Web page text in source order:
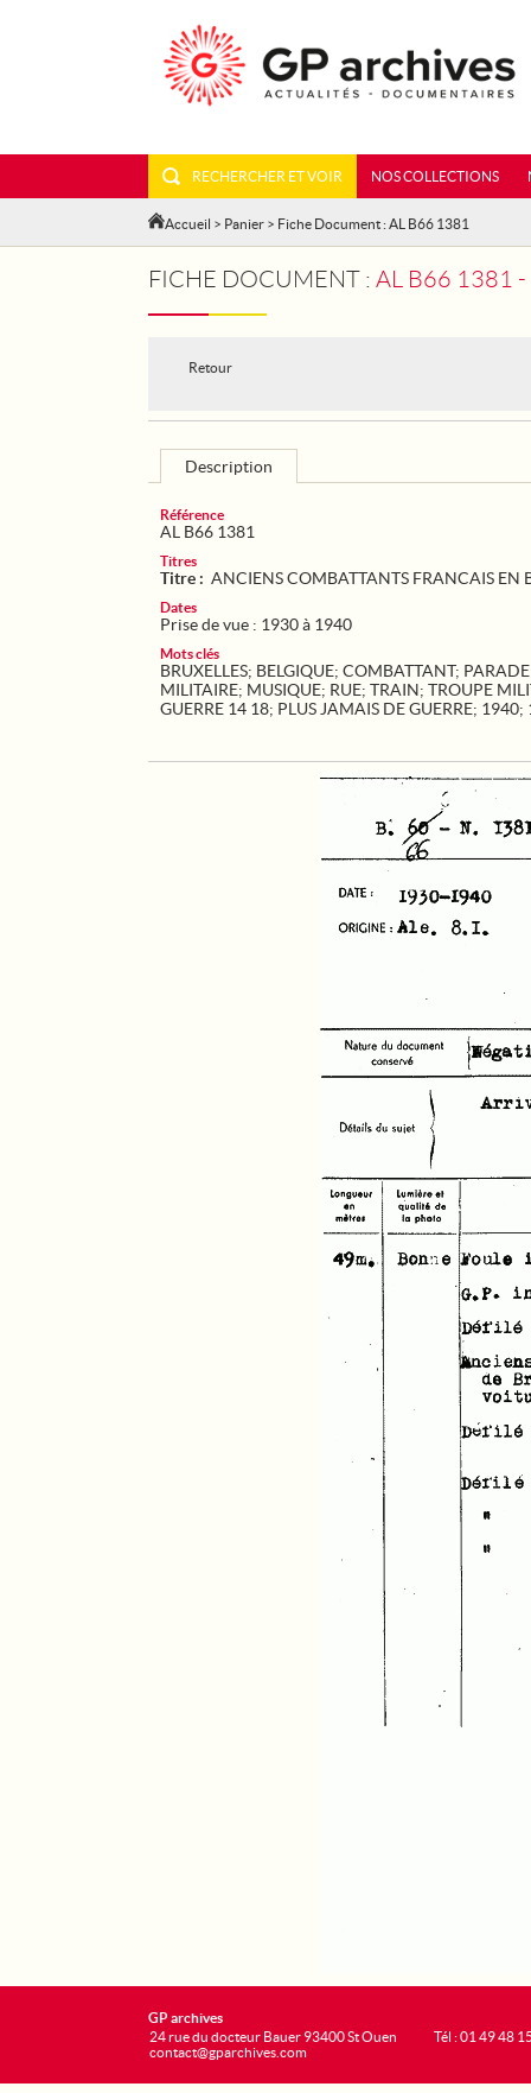
RECHERCHER ET VOIR NOS COLLECTIONS
Accueil > Panier > Fiche Document : AL B66 1381
FICHE DOCUMENT : AL B66 1381 -
Retour
Description
Référence
AL B66 1381
Titres
Titre : ANCIENS COMBATTANTS FRANCAIS EN
Dates
Prise de vue : 1930 à 1940
Mots clés
BRUXELLES; BELGIQUE; COMBATTANT; PARADE
MILITAIRE; MUSIQUE; RUE; TRAIN; TROUPE
GUERRE 14 18; PLUS JAMAIS DE GUERRE; 1940;
GP archives
24 rue du docteur Bauer 93400 St Ouen
contact@gparchives.com
Tél : 01 49 48